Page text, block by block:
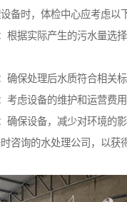
备时，体检中心应考虑以
根据实际产生的污水量选
保处理后水质符合相关标
虑设备的维护和运营费用
保设备，减少对环境的影
咨询的水处理公司，以获